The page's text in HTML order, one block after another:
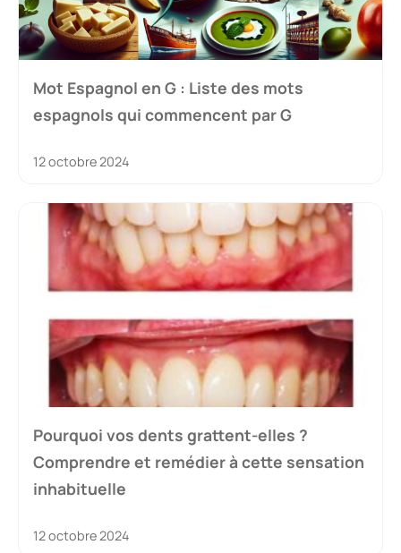
Mot Espagnol en G : Liste des mots
espagnols qui commencent par G
12 octobre 2024
Pourquoi vos dents grattent-elles ?
Comprendre et remédier à cette sensation
inhabituelle
12 octobre 2024